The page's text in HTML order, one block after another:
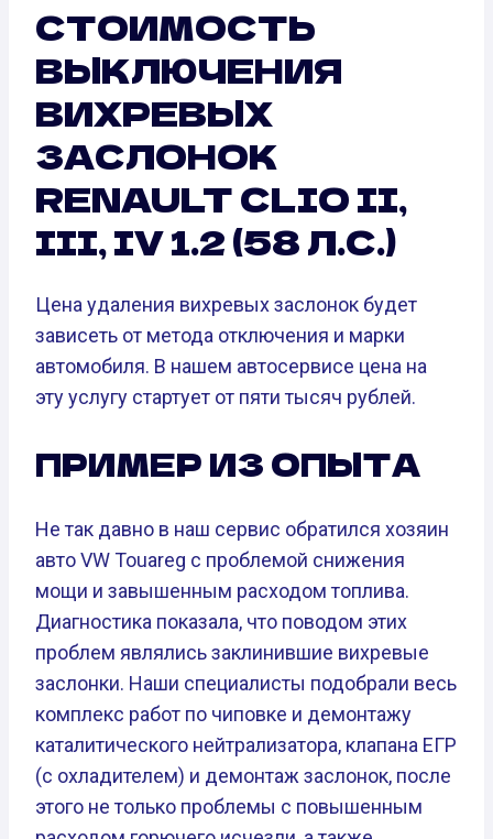
СТОИМОСТЬ
ВЫКЛЮЧЕНИЯ
ВИХРЕВЫХ
ЗАСЛОНОК
RENAULT CLIO II,
III, IV 1.2 (58 Л.С.)
Цена удаления вихревых заслонок будет
зависеть от метода отключения и марки
автомобиля. В нашем автосервисе цена на
эту услугу стартует от пяти тысяч рублей.
ПРИМЕР ИЗ ОПЫТА
Не так давно в наш сервис обратился хозяин
авто VW Touareg с проблемой снижения
мощи и завышенным расходом топлива.
Диагностика показала, что поводом этих
проблем являлись заклинившие вихревые
заслонки. Наши специалисты подобрали весь
комплекс работ по чиповке и демонтажу
каталитического нейтрализатора, клапана ЕГР
(с охладителем) и демонтаж заслонок, после
этого не только проблемы с повышенным